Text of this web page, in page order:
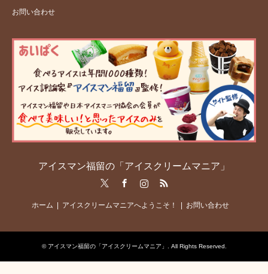
お問い合わせ
アイスマン福留の「アイスクリームマニア」
RSS
ホーム アイスクリームマニアへようこそ！ お問い合わせ
© アイスマン福留の「アイスクリームマニア」 . All Rights Reserved.